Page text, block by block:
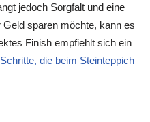
jedoch Sorgfalt und eine
sparen möchte, kann es
Finish empfiehlt sich ein
die beim Steinteppich